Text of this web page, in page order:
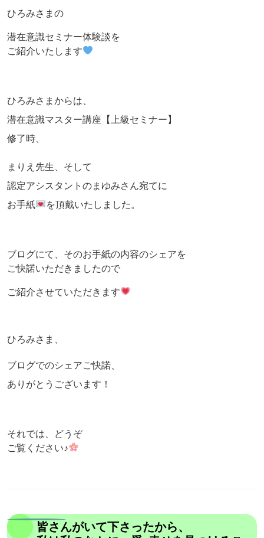
ひろみさまの
潜在意識セミナー体験談を
ご紹介いたします
ひろみさまからは、
潜在意識マスター講座【上級セミナー】
修了時、
まりえ先生、そして
認定アシスタントのまゆみさん宛てに
お手紙
を頂戴いたしました。
ブログにて、そのお手紙の内容のシェアを
ご快諾いただきましたので
ご紹介させていただきます
ひろみさま、
ブログでのシェアご快諾、
ありがとうございます！
それでは、どうぞ
ご覧ください♪
皆さんがいて下さったから、